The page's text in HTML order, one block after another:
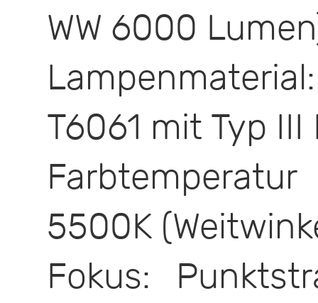
WW 6000
T6061 mit Typ
5500K
Fokus: